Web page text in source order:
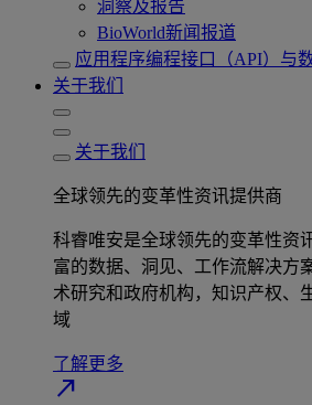
洞察及报告
BioWorld新闻报道
应用程序编程接口（API）与
关于我们
关于我们
全球领先的变革性资讯提供商
科睿唯安是全球领先的变革性资
富的数据、洞见、工作流解决方
术研究和政府机构，知识产权、
域
了解更多
north_east